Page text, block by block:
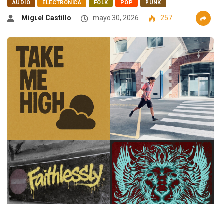
AUDIO ELECTRÓNICA FOLK POP PUNK
Miguel Castillo mayo 30, 2026 257